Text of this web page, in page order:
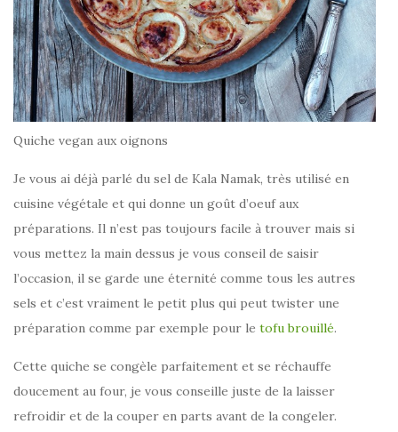
Quiche vegan aux oignons
Je vous ai déjà parlé du sel de Kala Namak, très utilisé en
cuisine végétale et qui donne un goût d’oeuf aux
préparations. Il n’est pas toujours facile à trouver mais si
vous mettez la main dessus je vous conseil de saisir
l’occasion, il se garde une éternité comme tous les autres
sels et c’est vraiment le petit plus qui peut twister une
préparation comme par exemple pour le tofu brouillé.
Cette quiche se congèle parfaitement et se réchauffe
doucement au four, je vous conseille juste de la laisser
refroidir et de la couper en parts avant de la congeler.